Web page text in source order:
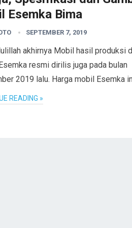
Esemka Bima
SEPTEMBER 7, 2019
akhirnya Mobil hasil produksi
resmi dirilis juga pada bulan
2019 lalu. Harga mobil Esemka
READING »